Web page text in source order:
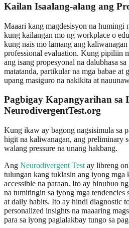
Kailan Isaalang-alang ang
Maaari kang magdesisyon na humingi
kung kailangan mo ng workplace o
kung nais mo lamang ang
professional evaluation. Kung pipiliin
ang isang propesyonal na dalubhasa
matatanda, partikular na mga babae at
upang masiguro na nakikita at
Pagbigay Kapangyarihan sa
NeurodivergentTest.org
Kung ikaw ay bagong nagsisimula sa
higit na kaliwanagan, ang preliminary
walang pressure na unang hakbang.
Ang Neurodivergent Test ay libreng
tulungan kang tuklasin ang iyong mga
accessible na paraan. Ito ay binubuo
na tumitingin sa iyong mga tendencies
at daily habits. Ito ay hindi diagnostic
personalized insights na maaaring
para sa iyong paglalakbay tungo sa